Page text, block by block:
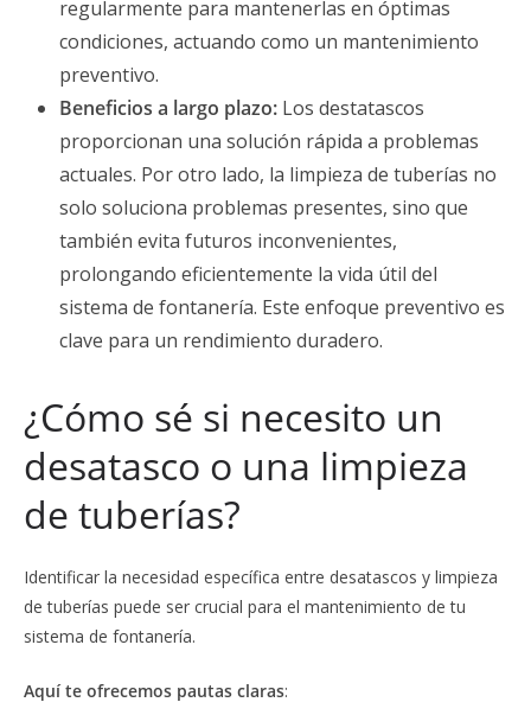
regularmente para mantenerlas en óptimas
condiciones, actuando como un mantenimiento
preventivo.
Beneficios a largo plazo: Los destatascos
proporcionan una solución rápida a problemas
actuales. Por otro lado, la limpieza de tuberías no
solo soluciona problemas presentes, sino que
también evita futuros inconvenientes,
prolongando eficientemente la vida útil del
sistema de fontanería. Este enfoque preventivo es
clave para un rendimiento duradero.
¿Cómo sé si necesito un
desatasco o una limpieza
de tuberías?
Identificar la necesidad específica entre desatascos y limpieza
de tuberías puede ser crucial para el mantenimiento de tu
sistema de fontanería.
Aquí te ofrecemos pautas claras: